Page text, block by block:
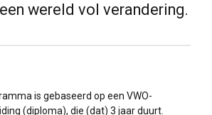
wereld vol verandering.
is gebaseerd op een VWO-
(diploma), die (dat) 3 jaar duurt.